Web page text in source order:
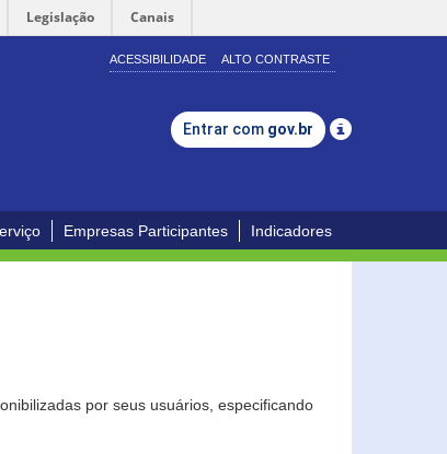
Legislação Canais
ACESSIBILIDADE ALTO CONTRASTE
Entrar com gov.br
Empresas Participantes Indicadores
por seus usuários, especificando